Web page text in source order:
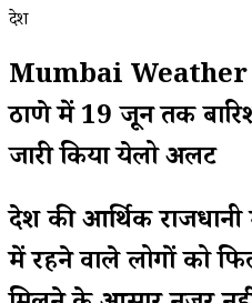
देश
Mumbai
ठाणे में 19 जून तक
जारी किया येलो अलर्ट
देश की आर्थिक
में रहने वाले लोगों को